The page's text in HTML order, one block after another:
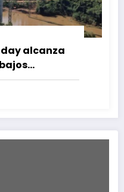
alcanza